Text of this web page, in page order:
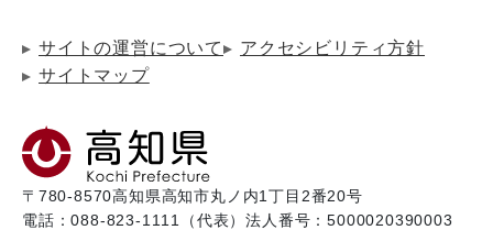
サイトの運営について
アクセシビリティ方針
サイトマップ
〒780-8570高知県高知市丸ノ内1丁目2番20号
電話：088-823-1111（代表）法人番号：5000020390003